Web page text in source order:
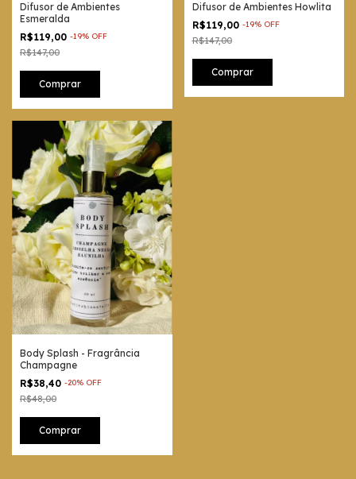
Difusor de Ambientes
Esmeralda
R$119,00 -19% OFF
R$147,00
Difusor de Ambientes Howlita
R$119,00 -19% OFF
R$147,00
Body Splash - Fragrância
Champagne
R$38,40 -20% OFF
R$48,00